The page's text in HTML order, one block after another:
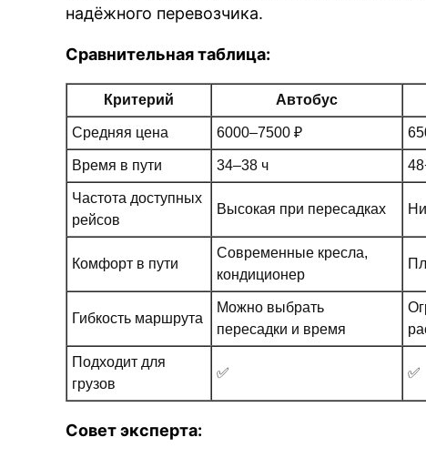
надёжного перевозчика.
Сравнительная таблица:
Критерий Автобус
Средняя цена 6000–7500 ₽
Время в пути 34–38 ч
Частота доступных
рейсов
Высокая при пересадках
Комфорт в пути
Современные кресла,
кондиционер
Гибкость маршрута
Можно выбрать
пересадки и время
Подходит для
грузов
✅ ✅
Совет эксперта: